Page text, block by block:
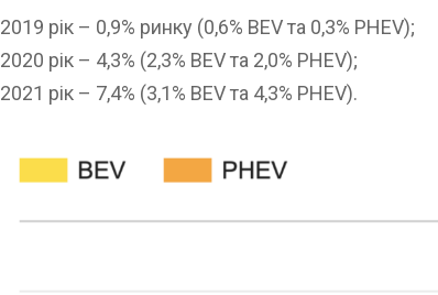
2019 рік – 0,9% ринку (0,6% BEV та 0,3% PHEV);
2020 рік – 4,3% (2,3% BEV та 2,0% PHEV);
2021 рік – 7,4% (3,1% BEV та 4,3% PHEV).